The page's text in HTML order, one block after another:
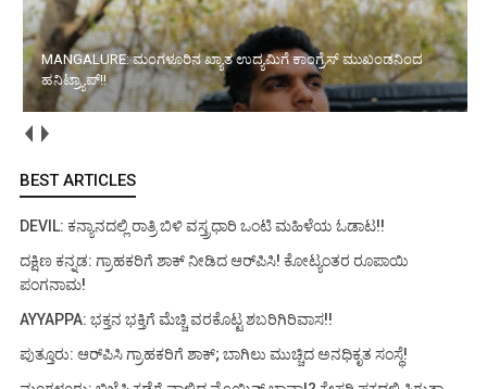
MANGALURE: ಮಂಗಳೂರಿನ ಖ್ಯಾತ ಉದ್ಯಮಿಗೆ ಕಾಂಗ್ರೆಸ್
ಮುಖಂಡನಿಂದ ಹನಿಟ್ರ್ಯಾಪ್!!
ಮೂಡುಬಿದಿರೆ: ಹೆದ್ದಾರಿ ಸಮಸ್ಯೆ ಹೇಳಲು ಹೋದವರಿಗೆ ಅವಮಾನ!? ಸಂಸದರ
ವಿರುದ್ಧ ಬಿಜೆಪಿ ಮಂಡಲ ಉಪಾಧ್ಯಕ್ಷನ ಆಕ್ರೋಶ!
BEST ARTICLES
DEVIL: ಕನ್ಯಾನದಲ್ಲಿ ರಾತ್ರಿ ಬಿಳಿ ವಸ್ತ್ರಧಾರಿ ಒಂಟಿ ಮಹಿಳೆಯ ಓಡಾಟ!!
ದಕ್ಷಿಣ ಕನ್ನಡ: ಗ್ರಾಹಕರಿಗೆ ಶಾಕ್ ನೀಡಿದ ಆರ್‌ಪಿಸಿ! ಕೋಟ್ಯಂತರ ರೂಪಾಯಿ
ಪಂಗನಾಮ!
AYYAPPA: ಭಕ್ತನ ಭಕ್ತಿಗೆ ಮೆಚ್ಚಿ ವರಕೊಟ್ಟ ಶಬರಿಗಿರಿವಾಸ!!
ಪುತ್ತೂರು: ಆರ್‌ಪಿಸಿ ಗ್ರಾಹಕರಿಗೆ ಶಾಕ್; ಬಾಗಿಲು ಮುಚ್ಚಿದ ಅನಧಿಕೃತ ಸಂಸ್ಥೆ!